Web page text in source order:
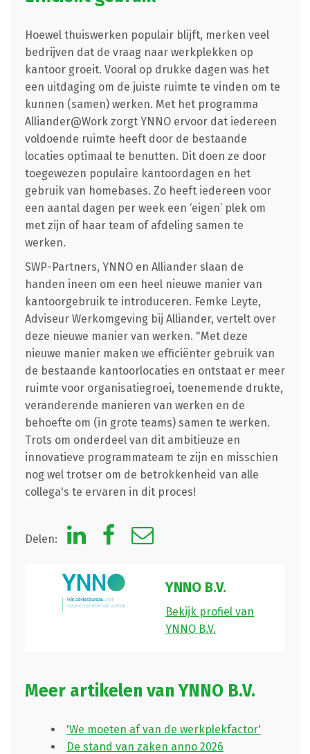
Hoewel thuiswerken populair blijft, merken veel
bedrijven dat de vraag naar werkplekken op
kantoor groeit. Vooral op drukke dagen was het
een uitdaging om de juiste ruimte te vinden om te
kunnen (samen) werken. Met het programma
Alliander@Work zorgt YNNO ervoor dat iedereen
voldoende ruimte heeft door de bestaande
locaties optimaal te benutten. Dit doen ze door
toegewezen populaire kantoordagen en het
gebruik van homebases. Zo heeft iedereen voor
een aantal dagen per week een ‘eigen’ plek om
met zijn of haar team of afdeling samen te
werken.
SWP-Partners, YNNO en Alliander slaan de
handen ineen om een heel nieuwe manier van
kantoorgebruik te introduceren. Femke Leyte,
Adviseur Werkomgeving bij Alliander, vertelt over
deze nieuwe manier van werken. "Met deze
nieuwe manier maken we efficiënter gebruik van
de bestaande kantoorlocaties en ontstaat er meer
ruimte voor organisatiegroei, toenemende drukte,
veranderende manieren van werken en de
behoefte om (in grote teams) samen te werken.
Trots om onderdeel van dit ambitieuze en
innovatieve programmateam te zijn en misschien
nog wel trotser om de betrokkenheid van alle
collega's te ervaren in dit proces!
Delen:
YNNO B.V.
Bekijk profiel van
YNNO B.V.
Meer artikelen van YNNO B.V.
'We moeten af van de werkplekfactor'
De stand van zaken anno 2026